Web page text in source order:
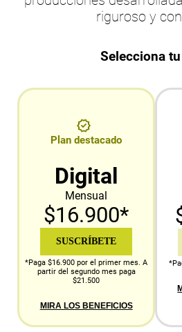
riguroso y
Selecciona
Plan destacado
Digital
Mensual
$16.900*
SUSCRÍBETE
*Paga $16.900 por el primer mes. A
partir del segundo mes paga
$21.500
MIRA LOS BENEFICIOS